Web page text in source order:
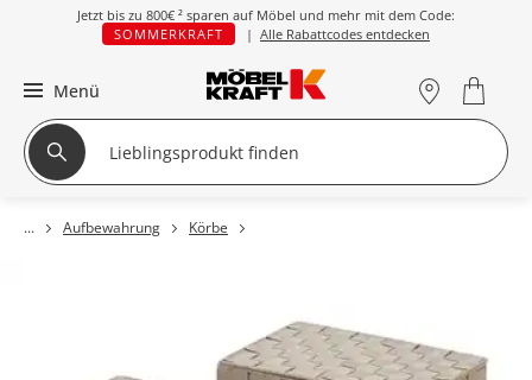
Jetzt bis zu 800€ ² sparen auf Möbel und mehr mit dem Code:
SOMMERKRAFT
| Alle Rabattcodes entdecken
Menü
Aufbewahrung Körbe